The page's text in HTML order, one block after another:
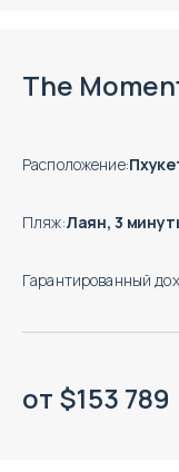
The
Расположение:
Пляж:Лаян, 3
Гарантированный
от $153 789